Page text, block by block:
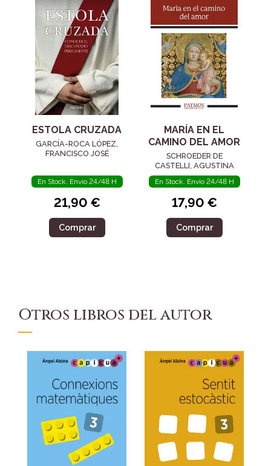
ESTOLA CRUZADA
GARCÍA-ROCA LÓPEZ,
FRANCISCO JOSÉ
En Stock. Envío 24/48 H
21,90 €
Comprar
MARÍA EN EL
CAMINO DEL AMOR
SCHROEDER DE
CASTELLI, AGUSTINA
En Stock. Envío 24/48 H
17,90 €
Comprar
Otros libros del autor